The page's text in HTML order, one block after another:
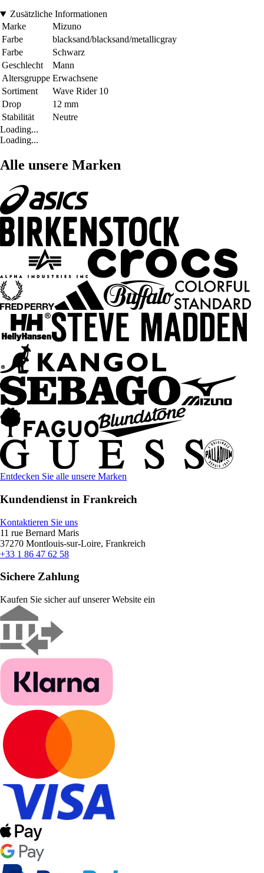
Zusätzliche Informationen
Marke
Mizuno
Farbe
blacksand/blacksand/metallicgray
Farbe
Schwarz
Geschlecht
Mann
Altersgruppe Erwachsene
Sortiment
Wave Rider 10
Drop
12 mm
Stabilität
Neutre
Loading...
Loading...
Alle unsere Marken
Entdecken Sie alle unsere Marken
Kundendienst in Frankreich
Kontaktieren Sie uns
11 rue Bernard Maris
37270 Montlouis-sur-Loire, Frankreich
+33 1 86 47 62 58
Sichere Zahlung
Kaufen Sie sicher auf unserer Website ein